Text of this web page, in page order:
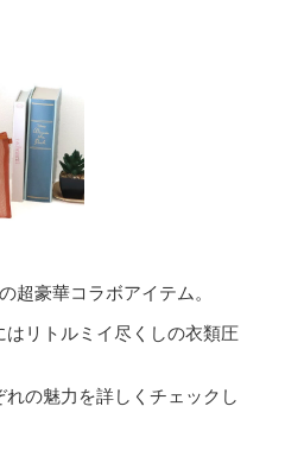
超豪華コラボアイテム。
リトルミイ尽くしの衣類圧
の魅力を詳しくチェックし